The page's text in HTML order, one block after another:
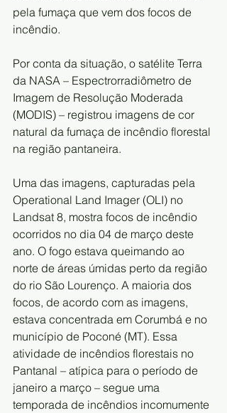
pela fumaça que vem dos focos de
incêndio.
Por conta da situação, o satélite Terra
da NASA – Espectrorradiômetro de
Imagem de Resolução Moderada
(MODIS) – registrou imagens de cor
natural da fumaça de incêndio florestal
na região pantaneira.
Uma das imagens, capturadas pela
Operational Land Imager (OLI) no
Landsat 8, mostra focos de incêndio
ocorridos no dia 04 de março deste
ano. O fogo estava queimando ao
norte de áreas úmidas perto da região
do rio São Lourenço. A maioria dos
focos, de acordo com as imagens,
estava concentrada em Corumbá e no
município de Poconé (MT). Essa
atividade de incêndios florestais no
Pantanal – atípica para o período de
janeiro a março – segue uma
temporada de incêndios incomumente